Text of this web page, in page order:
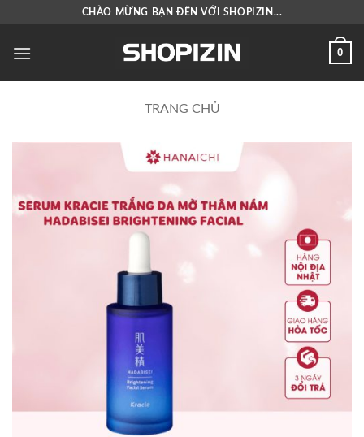
nội
CHÀO MỪNG BẠN ĐẾN VỚI SHOPIZIN...
0
TRANG CHỦ